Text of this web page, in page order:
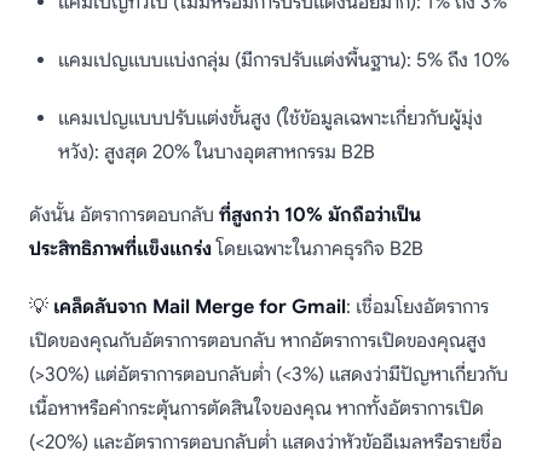
แคมเปญแบบแบ่งกลุ่ม (มีการปรับแต่งพื้นฐาน): 5% ถึง 10%
แคมเปญแบบปรับแต่งขั้นสูง (ใช้ข้อมูลเฉพาะเกี่ยวกับผู้มุ่ง
หวัง): สูงสุด 20% ในบางอุตสาหกรรม B2B
ดังนั้น อัตราการตอบกลับ ที่สูงกว่า 10% มักถือว่าเป็น
ประสิทธิภาพที่แข็งแกร่งโดยเฉพาะในภาคธุรกิจ B2B
💡 เคล็ดลับจาก Mail Merge for Gmail: เชื่อมโยงอัตราการ
เปิดของคุณกับอัตราการตอบกลับ หากอัตราการเปิดของคุณสูง
(>30%) แต่อัตราการตอบกลับต่ำ (<3%) แสดงว่ามีปัญหาเกี่ยวกับ
เนื้อหาหรือคำกระตุ้นการตัดสินใจของคุณ หากทั้งอัตราการเปิด
(<20%) และอัตราการตอบกลับต่ำ แสดงว่าหัวข้ออีเมลหรือรายชื่อ